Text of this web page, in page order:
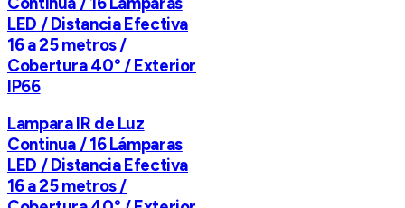
LED / Distancia Efectiva
16 a 25 metros /
Cobertura 40° / Exterior
IP66
Lampara IR de Luz
Continua / 16 Lámparas
LED / Distancia Efectiva
16 a 25 metros /